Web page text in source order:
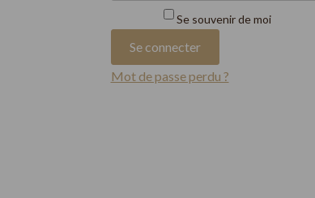
Se souvenir de moi
Se connecter
Mot de passe perdu ?